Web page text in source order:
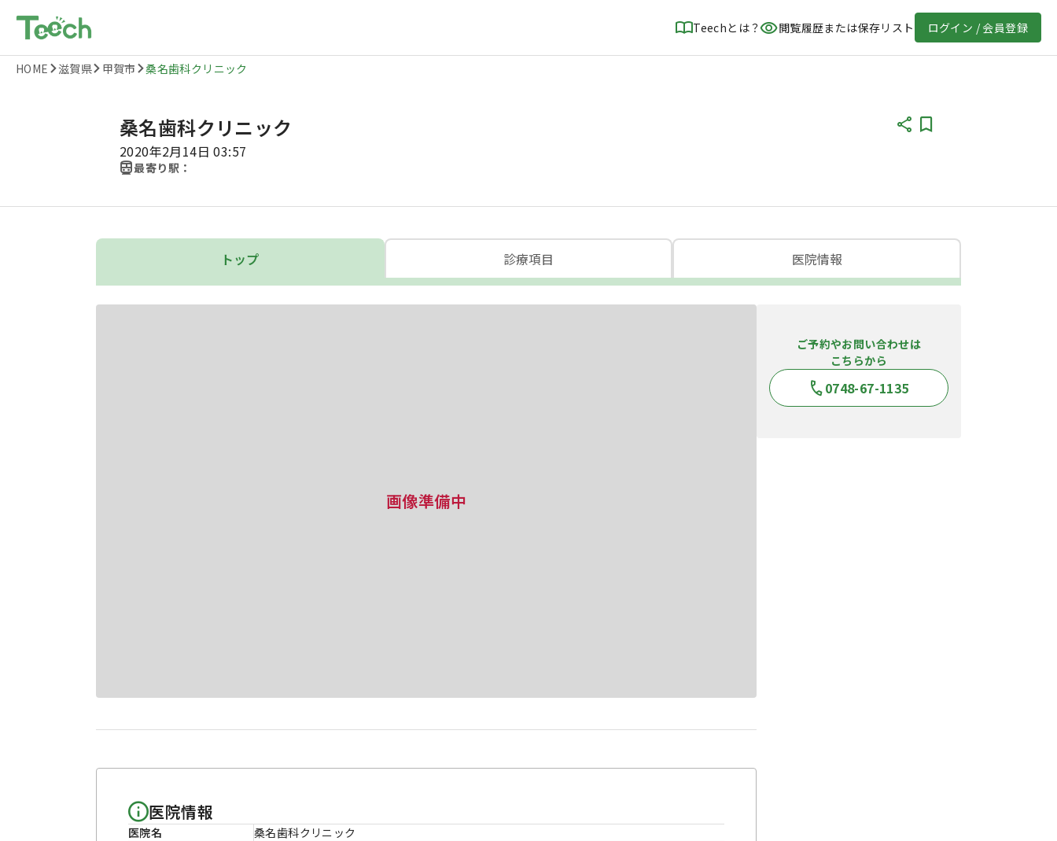
Teechとは？ 閲覧履歴または保存リスト ログイン / 会員登録
HOME 滋賀県 甲賀市 桑名歯科クリニック
桑名歯科クリニック
2020年2月14日 03:57
最寄り駅：
トップ 診療項目 医院情報
画像準備中
医院情報
医院名
桑名歯科クリニック
ご予約やお問い合わせは
こちらから
0748-67-1135